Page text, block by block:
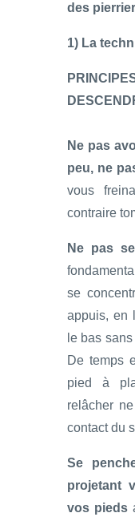
des
1) La
Ne pas
peu, ne
vous
contraire
Ne pas
se
appuis, en
le bas
De temps
pied à
relâcher
contact du
Se
projetant
vos pieds